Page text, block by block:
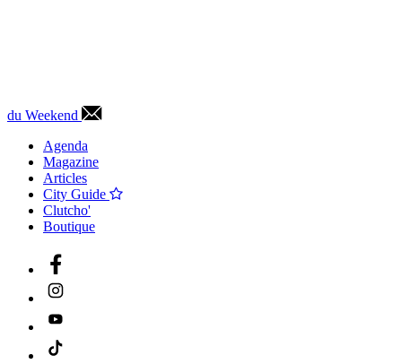
du Weekend
Agenda
Magazine
Articles
City Guide
Clutcho'
Boutique